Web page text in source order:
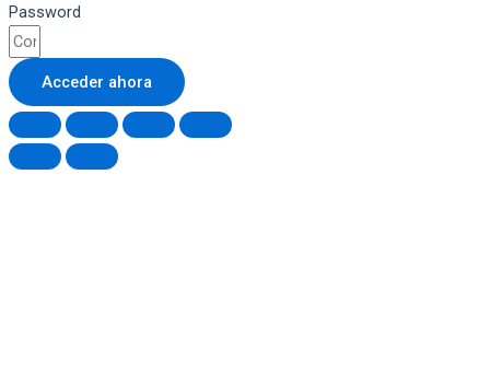
Password
Acceder ahora